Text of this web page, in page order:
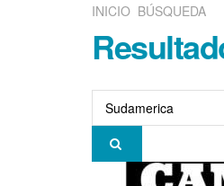
INICIO BÚSQUEDA